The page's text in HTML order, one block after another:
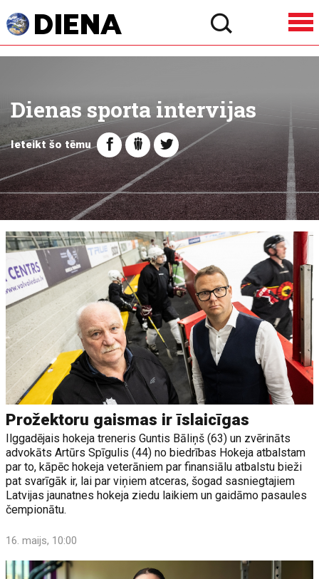
Dienas sporta intervijas
Ieteikt šo tēmu
Prožektoru gaismas ir īslaicīgas
Ilggadējais hokeja treneris Guntis Bāliņš (63) un zvērināts
advokāts Artūrs Spīgulis (44) no biedrības Hokeja atbalstam
par to, kāpēc hokeja veterāniem par finansiālu atbalstu bieži
pat svarīgāk ir, lai par viņiem atceras, šogad sasniegtajiem
Latvijas jaunatnes hokeja ziedu laikiem un gaidāmo pasaules
čempionātu.
16. maijs, 10:00